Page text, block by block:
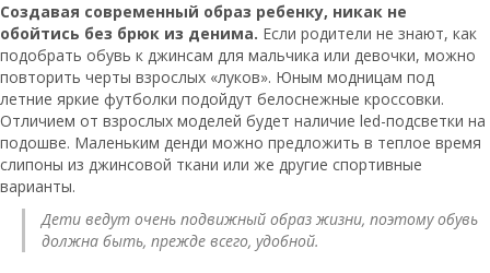
Создавая современный образ ребенку, никак не
обойтись без брюк из денима. Если родители не знают, как
подобрать обувь к джинсам для мальчика или девочки, можно
повторить черты взрослых «луков». Юным модницам под
летние яркие футболки подойдут белоснежные кроссовки.
Отличием от взрослых моделей будет наличие led-подсветки на
подошве. Маленьким денди можно предложить в теплое время
слипоны из джинсовой ткани или же другие спортивные
варианты.
Дети ведут очень подвижный образ жизни, поэтому обувь
должна быть, прежде всего, удобной.